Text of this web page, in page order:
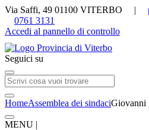
Via Saffi, 49 01100 VITERBO |
0761 3131
Accedi al pannello di controllo
Seguici su
HomeAssemblea dei sindaciGiovanni
MENU |